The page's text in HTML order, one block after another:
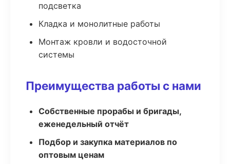
подсветка
Кладка и монолитные работы
Монтаж кровли и водосточной
системы
Преимущества работы с нами
Собственные прорабы и бригады,
еженедельный отчёт
Подбор и закупка материалов по
оптовым ценам